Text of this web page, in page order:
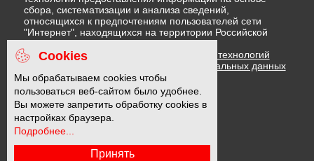
сбора, систематизации и анализа сведений,
относящихся к предпочтениям пользователей сети
"Интернет", находящихся на территории Российской
Федерации)
Правила применения рекомендательных технологий
Политика в отношении обработки персональных данных
Политика обработки файлов cookie
16 +
Cookies
Мы обрабатываем cookies чтобы
пользоваться веб-сайтом было удобнее.
Вы можете запретить обработку cookies в
настройках браузера.
Подробнее...
Принять